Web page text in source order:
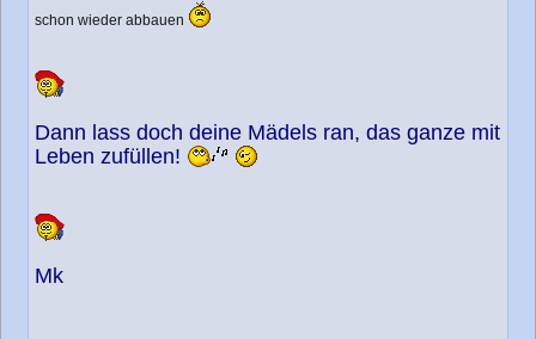
schon wieder abbauen
Dann lass doch deine Mädels ran, das ganze mit
Leben zufüllen!
Mk